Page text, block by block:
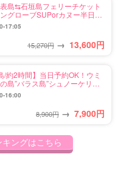
島⇆石垣島フェリーチケット
グローブSUPorカヌー半日コ
）17:05
15,270円 → 13,600円
約2時間】当日予約OK！ウミ
島”バラス島”シュノーケリン
付き（No.122）
16:00
8,900円 → 7,900円
ングはこちら